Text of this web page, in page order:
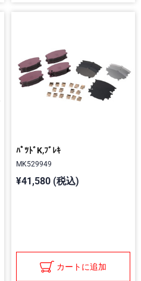
ﾊﾟﾂﾄﾞK,ﾌﾞﾚｷ
MK529949
¥41,580 (税込)
カートに追加